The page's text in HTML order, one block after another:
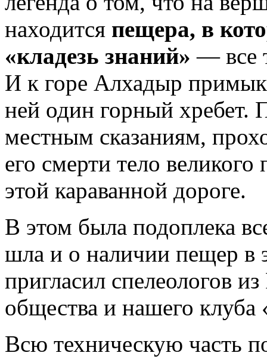
находится пещера, в
«кладезь знаний» — все
И к горе Алхадыр
ней один горный хребет.
местным сказаниям,
его смерти тело
этой караванной дороге.
В этом была подоплека
шла и о наличии пещер в
пригласил спелеологов
общества и нашего клуба
Всю техническую часть